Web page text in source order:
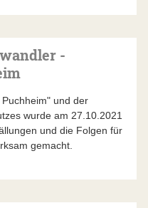
-
und der
wurde am 27.10.2021
und die Folgen für
gemacht.